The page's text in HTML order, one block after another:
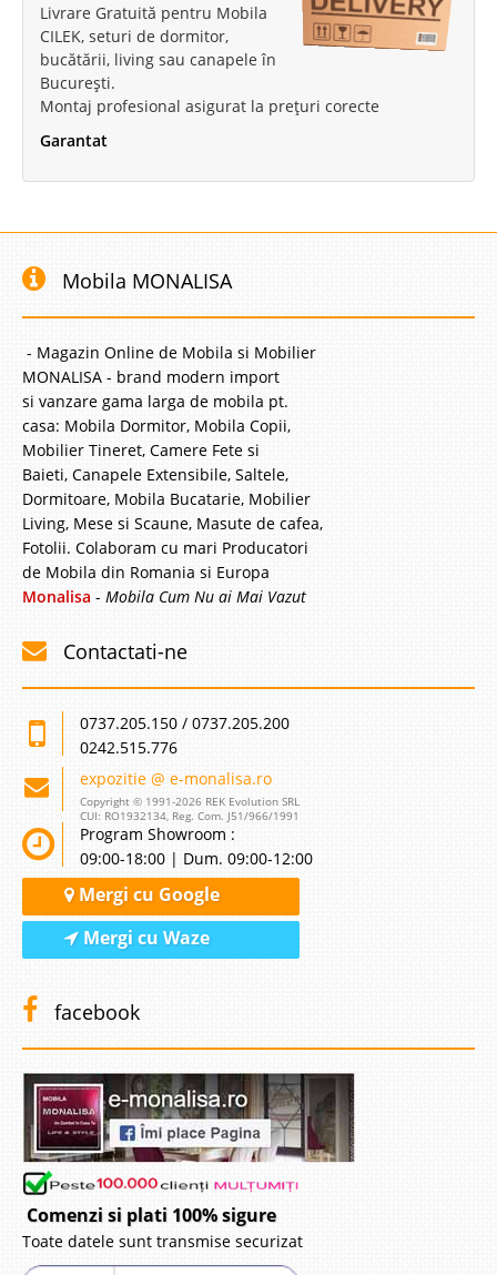
Livrare Gratuită pentru Mobila
CILEK, seturi de dormitor,
bucătării, living sau canapele în
București.
Montaj profesional asigurat la prețuri corecte
Garantat
Mobila MONALISA
- Magazin Online de Mobila si Mobilier
MONALISA - brand modern import
si vanzare gama larga de mobila pt.
casa: Mobila Dormitor, Mobila Copii,
Mobilier Tineret, Camere Fete si
Baieti, Canapele Extensibile, Saltele,
Dormitoare, Mobila Bucatarie, Mobilier
Living, Mese si Scaune, Masute de cafea,
Fotolii. Colaboram cu mari Producatori
de Mobila din Romania si Europa
Monalisa - Mobila Cum Nu ai Mai Vazut
Contactati-ne
0737.205.150 / 0737.205.200
0242.515.776
expozitie @ e-monalisa.ro
Copyright © 1991-2026 REK Evolution SRL
CUI: RO1932134, Reg. Com. J51/966/1991
Program Showroom :
09:00-18:00 | Dum. 09:00-12:00
Mergi cu Google
Mergi cu Waze
facebook
Comenzi si plati 100% sigure
Toate datele sunt transmise securizat